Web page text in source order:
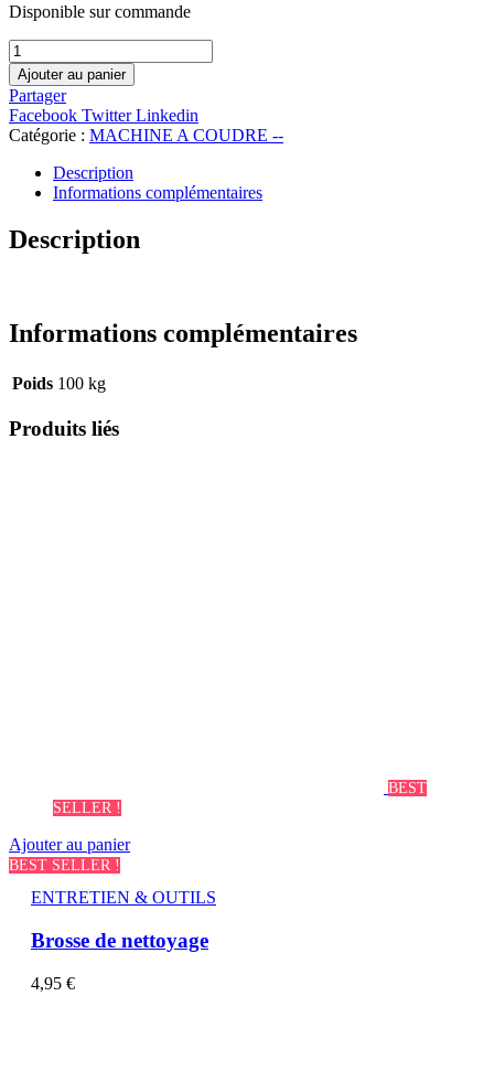
Disponible sur commande
quantité
de
SEWMAQ
SWD-
840HS-
7
Ajouter au panier
Partager
Facebook TwitterLinkedin
Catégorie : MACHINE A COUDRE --
Description
Informations complémentaires
Description
Informations complémentaires
Poids 100 kg
Produits liés
BEST
SELLER !
Ajouter au panier
BEST SELLER !
ENTRETIEN & OUTILS
Brosse de nettoyage
4,95 €